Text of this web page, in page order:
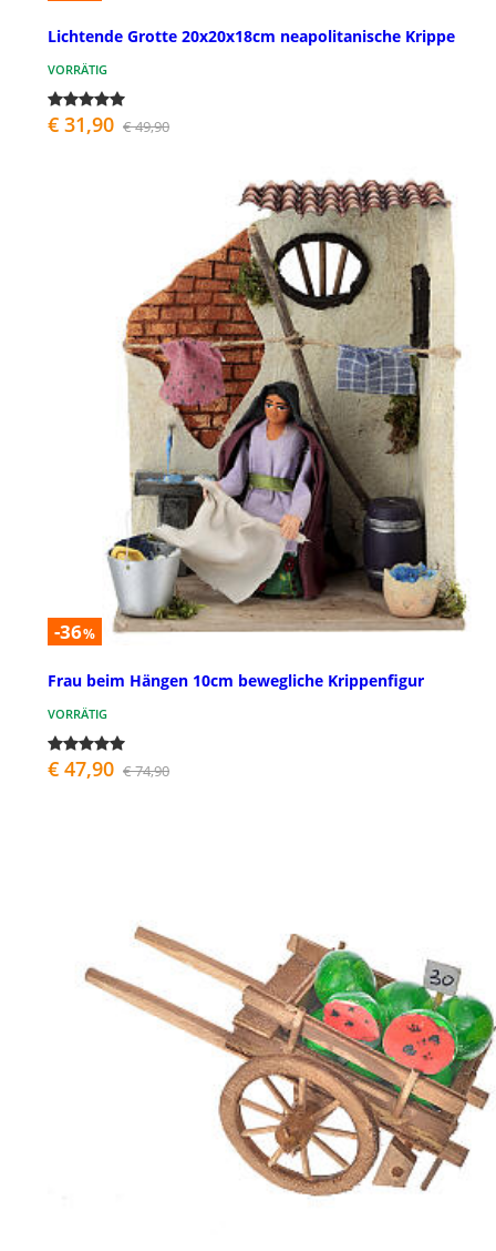
Lichtende Grotte 20x20x18cm neapolitanische Krippe
VORRÄTIG
€ 31,90 € 49,90
-36%
Frau beim Hängen 10cm bewegliche Krippenfigur
VORRÄTIG
€ 47,90 € 74,90